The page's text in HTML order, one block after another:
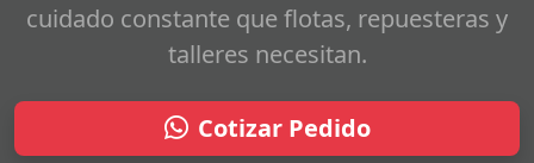
cuidado constante que flotas, repuesteras y
talleres necesitan.
Cotizar Pedido